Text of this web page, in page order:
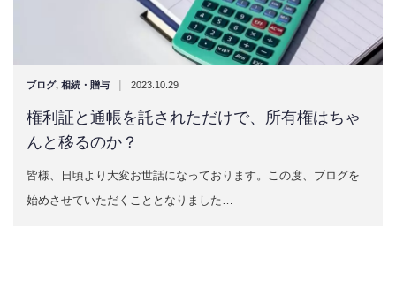
ブログ, 相続・贈与 | 2023.10.29
権利証と通帳を託されただけで、所有権はちゃ
んと移るのか？
皆様、日頃より大変お世話になっております。この度、ブログを
始めさせていただくこととなりました…